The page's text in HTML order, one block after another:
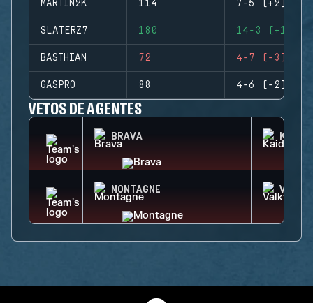
MARTIN2K 114 7-5 (+2)
SLATERZ7 180 14-3 (+11)
BASTHIAN 72 4-7 (-3)
GASPRO 88 4-6 (-2)
VETOS DE AGENTES
BRAVA KAID
MONTAGNE